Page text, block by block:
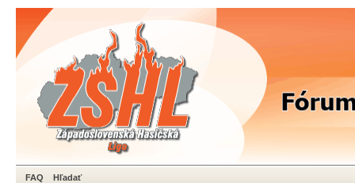
FAQ Hľadať